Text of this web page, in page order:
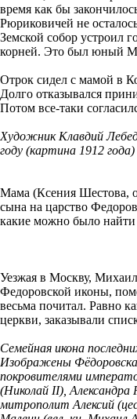
время как бы
Рюриковичей не
Земской собор устроил
корней. Это был юный
Отрок сидел с мамой в
Долго отказывался
Потом все-таки
Художник Клавдий
году (картина 1912 года)
Мама (Ксения Шестова,
сына на царство
какие можно было найти
Уезжая в Москву,
Федоровской иконы,
весьма почитал. Равно
церкви, заказывали
Семейная икона
Изображены
покровителями
(Николай II), Александра
митрополит Алексий